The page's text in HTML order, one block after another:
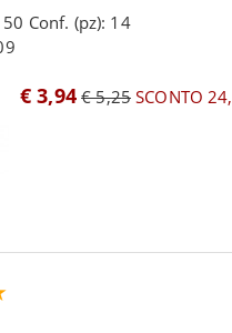
Conf. (pz): 14
€ 3,94 € 5,25SCONTO